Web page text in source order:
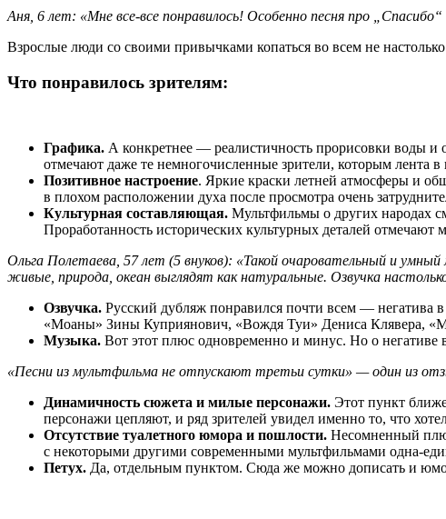
Аня, 6 лет: «Мне все-все понравилось! Особенно песня про
Взрослые люди со своими привычками копаться во всем не
Что понравилось зрителям:
Графика. А конкретнее — реалистичность прорисовки воды и
отмечают даже те немногочисленные зрители, которым лента
Позитивное настроение. Яркие краски летней атмосферы и
в плохом расположении духа после просмотра очень
Культурная составляющая. Мультфильмы о других народах
Проработанность исторических культурных деталей
Ольга Полетаева, 57 лет (5 внуков): «Такой очаровательный и
живые, природа, океан выглядят как натуральные. Озвучка
Озвучка. Русский дубляж понравился почти всем — негатива
«Моаны» Зины Куприянович, «Вождя Туи» Дениса Клявера,
Музыка. Вот этот плюс одновременно и минус. Но о негативе
«Песни из мультфильма не отпускают третьи сутки» — один из
Динамичность сюжета и милые персонажи. Этот пункт
персонажи цепляют, и ряд зрителей увидел именно то, что
Отсутствие туалетного юмора и пошлости. Несомненный
с некоторыми другими современными мультфильмами одна-
Петух. Да, отдельным пунктом. Сюда же можно дописать и